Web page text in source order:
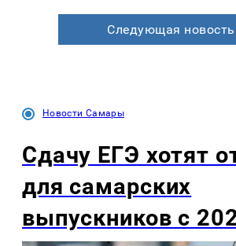
Следующая новость
Новости Самары
Сдачу ЕГЭ хотят
для самарских
выпускников с